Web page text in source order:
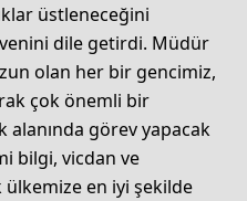
üstleneceğini
dile getirdi. Müdür
olan her bir gencimiz,
çok önemli bir
alanında görev yapacak
bilgi, vicdan ve
en iyi şekilde